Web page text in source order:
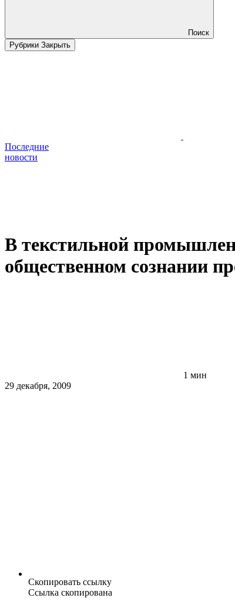
Поиск
Рубрики Закрыть
Последние
новости
В текстильной
общественном сознании
1 мин
29 декабря, 2009
Скопировать ссылку
Ссылка скопирована